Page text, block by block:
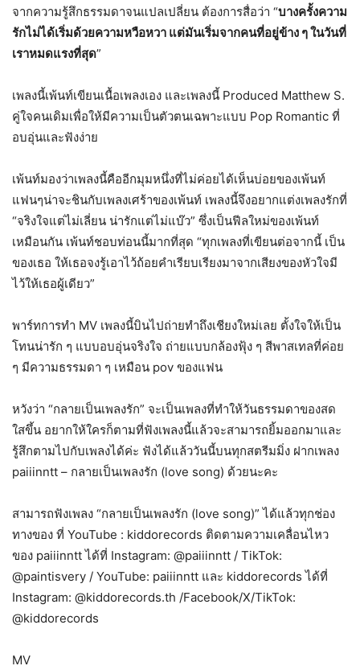
จากความรู้สึกธรรมดาจนแปลเปลี่ยน ต้องการสื่อว่า “บางครั้งความ
รักไม่ได้เริ่มด้วยความหวือหวา แต่มันเริ่มจากคนที่อยู่ข้าง ๆ ในวันที่
เราหมดแรงที่สุด”
เพลงนี้เพ้นท์เขียนเนื้อเพลงเอง และเพลงนี้ Produced Matthew S.
คู่ใจคนเดิมเพื่อให้มีความเป็นตัวตนเฉพาะแบบ Pop Romantic ที่
อบอุ่นและฟังง่าย
เพ้นท์มองว่าเพลงนี้คืออีกมุมหนึ่งที่ไม่ค่อยได้เห็นบ่อยของเพ้นท์
แฟนๆน่าจะชินกับเพลงเศร้าของเพ้นท์ เพลงนี้จึงอยากแต่งเพลงรักที่
“จริงใจแต่ไม่เลี่ยน น่ารักแต่ไม่แบ๊ว” ซึ่งเป็นฟีลใหม่ของเพ้นท์
เหมือนกัน เพ้นท์ชอบท่อนนี้มากที่สุด “ทุกเพลงที่เขียนต่อจากนี้ เป็น
ของเธอ ให้เธอจงรู้เอาไว้ถ้อยคำเรียบเรียงมาจากเสียงของหัวใจมี
ไว้ให้เธอผู้เดียว”
พาร์ทการทำ MV เพลงนี้บินไปถ่ายทำถึงเชียงใหม่เลย ตั้งใจให้เป็น
โทนน่ารัก ๆ แบบอบอุ่นจริงใจ ถ่ายแบบกล้องฟุ้ง ๆ สีพาสเทลที่ค่อย
ๆ มีความธรรมดา ๆ เหมือน pov ของแฟน
หวังว่า “กลายเป็นเพลงรัก” จะเป็นเพลงที่ทำให้วันธรรมดาของสด
ใสขึ้น อยากให้ใครก็ตามที่ฟังเพลงนี้แล้วจะสามารถยิ้มออกมาและ
รู้สึกตามไปกับเพลงได้ค่ะ ฟังได้แล้ววันนี้บนทุกสตรีมมิ่ง ฝากเพลง
paiiinntt – กลายเป็นเพลงรัก (love song) ด้วยนะคะ
สามารถฟังเพลง “กลายเป็นเพลงรัก (love song)” ได้แล้วทุกช่อง
ทางของ ที่ YouTube : kiddorecords ติดตามความเคลื่อนไหว
ของ paiiinntt ได้ที่ Instagram: @paiiinntt / TikTok:
@paintisvery / YouTube: paiiinntt และ kiddorecords ได้ที่
Instagram: @kiddorecords.th /Facebook/X/TikTok:
@kiddorecords
MV